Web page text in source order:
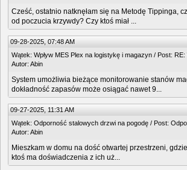
Cześć, ostatnio natknęłam się na Metodę Tippinga,
od poczucia krzywdy? Czy ktoś miał ...
09-28-2025, 07:48 AM
Wątek: Wpływ MES Plex na logistykę i magazyn / Post: RE:
Autor: Abin
System umożliwia bieżące monitorowanie stanów
dokładność zapasów może osiągać nawet 9...
09-27-2025, 11:31 AM
Wątek: Odporność stalowych drzwi na pogodę / Post:
Autor: Abin
Mieszkam w domu na dość otwartej przestrzeni,
ktoś ma doświadczenia z ich uż...